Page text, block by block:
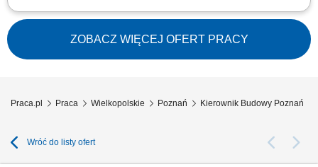
Opis stanowiska: Prowadzenie i koordynacja zadań wykonawczych na
obiektach z obszaru infrastruktury przesyłowej, przemysłowej oraz
ciśnieniowych instalacji technologicznych. Operacyjne zarządzanie
harmonogramem prac oraz sprawowanie bezpośredniej kontroli nad
jakością i etapami ich...
ZOBACZ WIĘCEJ OFERT PRACY
Praca.pl Praca Wielkopolskie Poznań Kierownik Budowy Poznań
Wróć do listy ofert